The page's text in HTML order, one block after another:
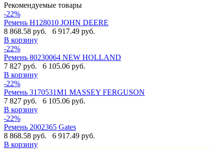
Рекомендуемые товары
-22%
Ремень H128010 JOHN DEERE
8 868.58 руб.
6 917.49 руб.
В корзину
-22%
Ремень 80230064 NEW HOLLAND
7 827 руб.
6 105.06 руб.
В корзину
-22%
Ремень 3170531M1 MASSEY FERGUSON
7 827 руб.
6 105.06 руб.
В корзину
-22%
Ремень 2002365 Gates
8 868.58 руб.
6 917.49 руб.
В корзину